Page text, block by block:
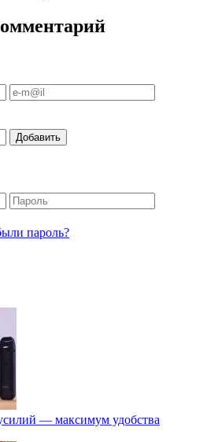
Добавить
пароль?
— максимум удобства